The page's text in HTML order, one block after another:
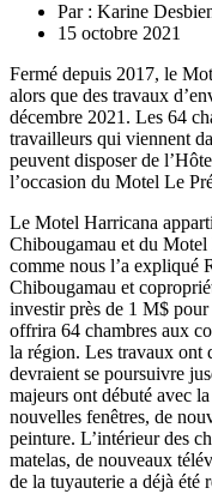
Par : Karine
15 octobre 2021
Fermé depuis 2017, le
alors que des travaux
décembre 2021. Les 64
travailleurs qui viennent
peuvent disposer de
l’occasion du Motel Le
Le Motel Harricana
Chibougamau et du
comme nous l’a expliqué
Chibougamau et
investir près de 1 M$
offrira 64 chambres aux
la région. Les travaux ont
devraient se poursuivre
majeurs ont débuté avec
nouvelles fenêtres, de
peinture. L’intérieur des
matelas, de nouveaux
de la tuyauterie a déjà été